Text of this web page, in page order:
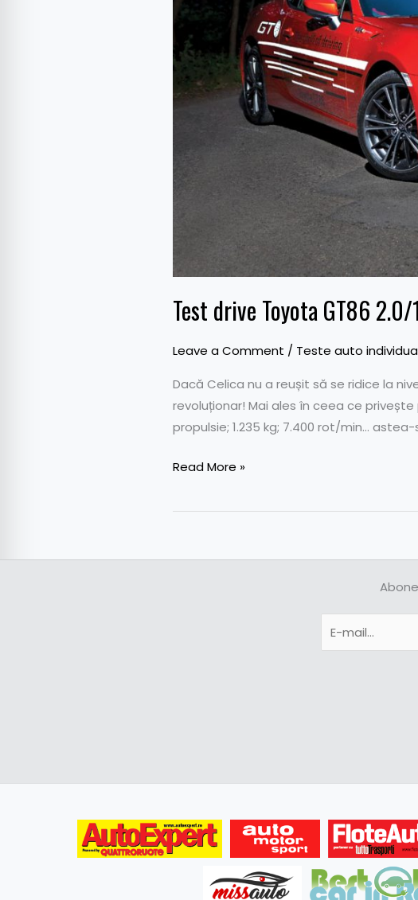
Test drive Toyota GT86 2.0/
Leave a Comment / Teste auto
Dacă Celica nu a reușit să se ridice la
revoluționar! Mai ales în ceea ce privește
propulsie; 1.235 kg; 7.400 rot/min…
Read More »